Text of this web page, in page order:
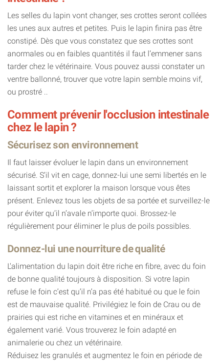
Les selles du lapin vont changer, ses crottes seront collées
les unes aux autres et petites. Puis le lapin finira pas être
constipé. Dès que vous constatez que ses crottes sont
anormales ou en faibles quantités il faut l’emmener sans
tarder chez le vétérinaire. Vous pouvez aussi constater un
ventre ballonné, trouver que votre lapin semble moins vif,
ou prostré ..
Comment prévenir l'occlusion intestinale
chez le lapin ?
Sécurisez son environnement
Il faut laisser évoluer le lapin dans un environnement
sécurisé. S’il vit en cage, donnez-lui une semi libertés en le
laissant sortit et explorer la maison lorsque vous êtes
présent. Enlevez tous les objets de sa portée et surveillez-le
pour éviter qu’il n’avale n’importe quoi. Brossez-le
régulièrement pour éliminer le plus de poils possibles.
Donnez-lui une nourriture de qualité
L'alimentation du lapin doit être riche en fibre, avec du foin
de bonne qualité toujours à disposition. Si votre lapin
refuse le foin c’est qu’il n’a pas été habitué ou que le foin
est de mauvaise qualité. Privilégiez le foin de Crau ou de
prairies qui est riche en vitamines et en minéraux et
également varié. Vous trouverez le foin adapté en
animalerie ou chez un vétérinaire.
Réduisez les granulés et augmentez le foin en période de